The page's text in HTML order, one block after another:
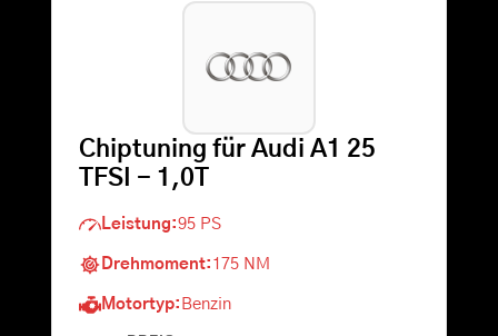
Warenkorb
Chiptuning für Audi A1 25
TFSI - 1,0T
Leistung:95 PS
Drehmoment: 175 NM
Motortyp: Benzin